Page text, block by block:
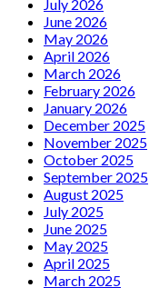
July 2026
June 2026
May 2026
April 2026
March 2026
February 2026
January 2026
December 2025
November 2025
October 2025
September 2025
August 2025
July 2025
June 2025
May 2025
April 2025
March 2025